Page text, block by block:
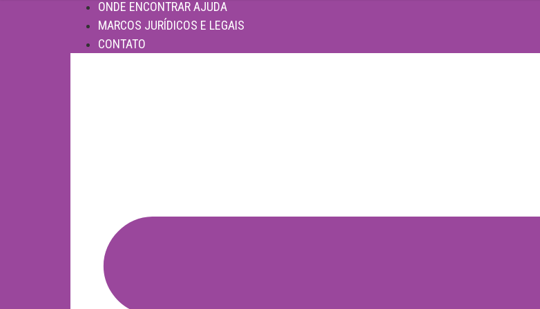
ONDE ENCONTRAR AJUDA
MARCOS JURÍDICOS E LEGAIS
CONTATO